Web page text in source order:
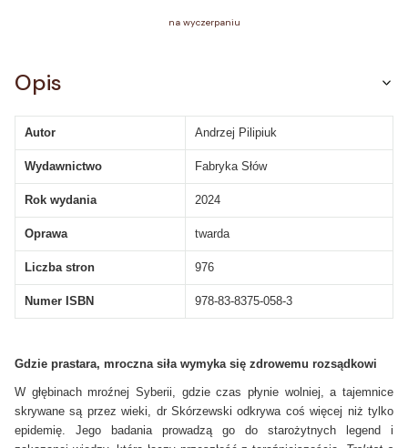
na wyczerpaniu
Opis
Autor Andrzej Pilipiuk
Wydawnictwo Fabryka Słów
Rok wydania 2024
Oprawa twarda
Liczba stron 976
Numer ISBN 978-83-8375-058-3
Gdzie prastara, mroczna siła wymyka się zdrowemu rozsądkowi
W głębinach mroźnej Syberii, gdzie czas płynie wolniej, a tajemnice
skrywane są przez wieki, dr Skórzewski odkrywa coś więcej niż tylko
epidemię. Jego badania prowadzą go do starożytnych legend i